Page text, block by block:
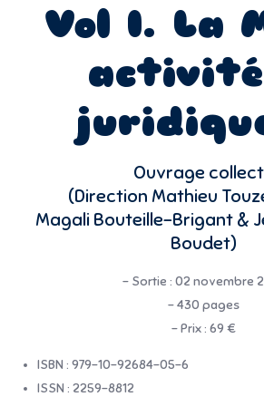
Vol I. La
Ouvrage
(Direction Mathieu
Magali Bouteille-Brigant &
Boudet)
– Sortie : 02 novembre
– 430 pages
– Prix : 69 €
ISBN : 979-10-92684-05-6
ISSN : 2259-8812